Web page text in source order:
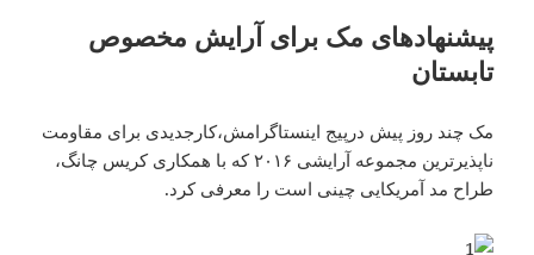
پیشنهادهای مک برای آرایش مخصوص
تابستان
مک چند روز پیش درپیج اینستاگرامش،کارجدیدی برای مقاومت
ناپذیرترین مجموعه آرایشی ۲۰۱۶ که با همکاری کریس چانگ،
طراح مد آمریکایی چینی است را معرفی کرد.